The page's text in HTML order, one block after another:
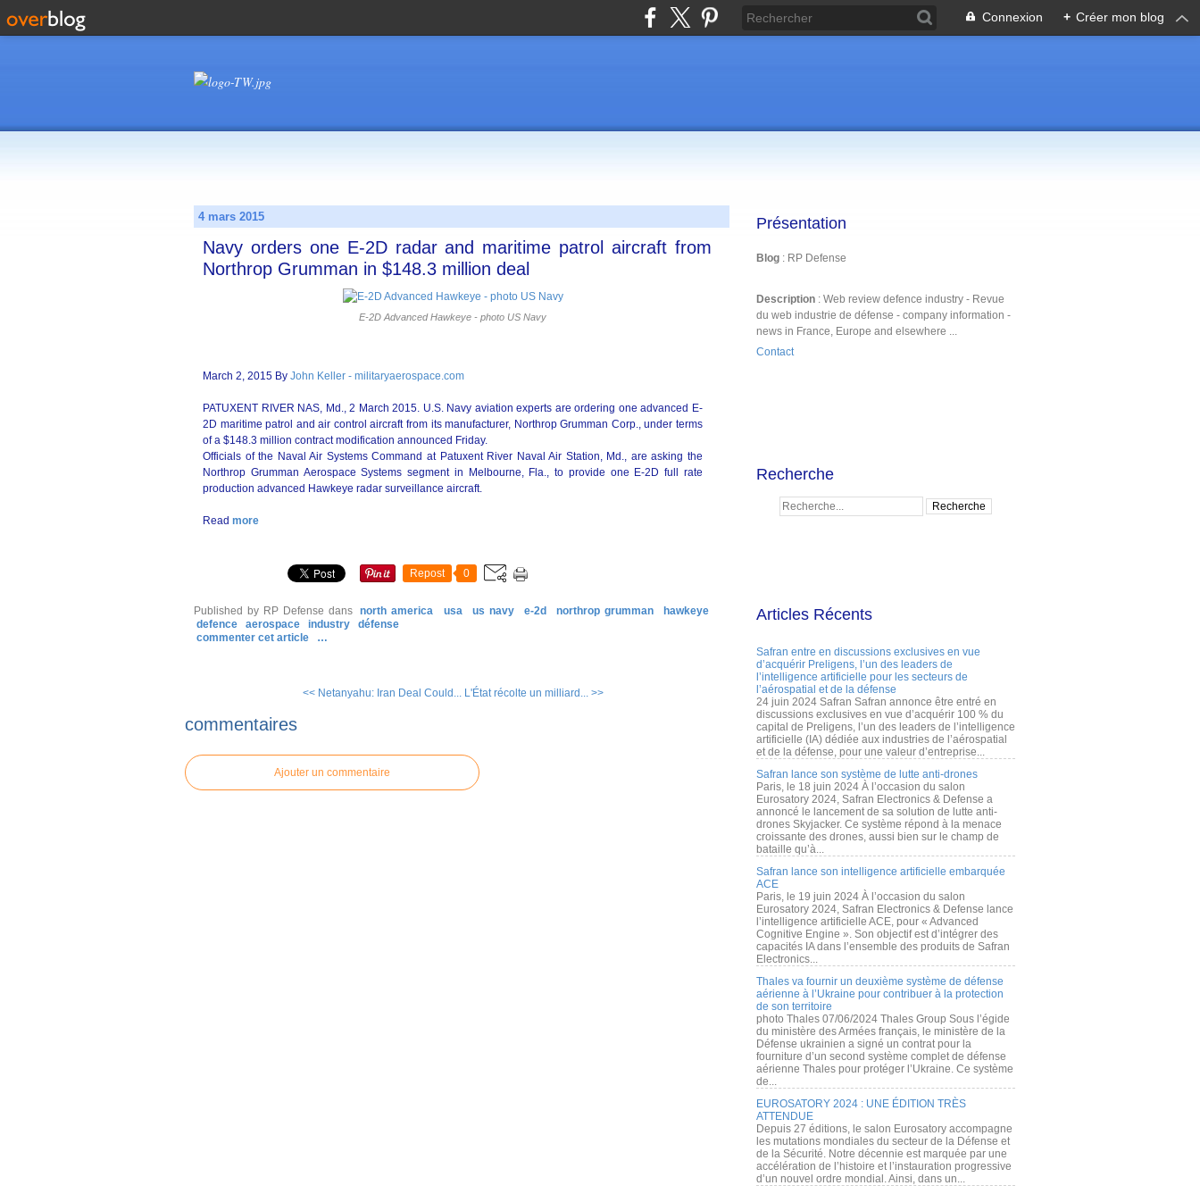
Connexion + Créer mon blog
4 mars 2015
Navy orders one E-2D radar and maritime patrol aircraft from
Northrop Grumman in $148.3 million deal
E-2D Advanced Hawkeye - photo US Navy
March 2, 2015 By John Keller - militaryaerospace.com
PATUXENT RIVER NAS, Md., 2 March 2015. U.S. Navy aviation experts are ordering one advanced E-
2D maritime patrol and air control aircraft from its manufacturer, Northrop Grumman Corp., under terms
of a $148.3 million contract modification announced Friday.
Officials of the Naval Air Systems Command at Patuxent River Naval Air Station, Md., are asking the
Northrop Grumman Aerospace Systems segment in Melbourne, Fla., to provide one E-2D full rate
production advanced Hawkeye radar surveillance aircraft.
Read more
Repost 0
Published by RP Defense dans north america usa us navy e-2d northrop grumman
hawkeye
defence
aerospace industry
défense
commenter cet article
…
<< Netanyahu: Iran Deal Could... L'État récolte un milliard... >>
commentaires
Ajouter un commentaire
Présentation
Blog : RP Defense
Description : Web review defence industry - Revue
du web industrie de défense - company information -
news in France, Europe and elsewhere ...
Contact
Recherche
Articles Récents
Safran entre en discussions exclusives en vue
d’acquérir Preligens, l’un des leaders de
l’intelligence artificielle pour les secteurs de
l’aérospatial et de la défense
24 juin 2024 Safran Safran annonce être entré en
discussions exclusives en vue d’acquérir 100 % du
capital de Preligens, l’un des leaders de l’intelligence
artificielle (IA) dédiée aux industries de l’aérospatial
et de la défense, pour une valeur d’entreprise...
Safran lance son système de lutte anti-drones
Paris, le 18 juin 2024 À l’occasion du salon
Eurosatory 2024, Safran Electronics & Defense a
annoncé le lancement de sa solution de lutte anti-
drones Skyjacker. Ce système répond à la menace
croissante des drones, aussi bien sur le champ de
bataille qu’à...
Safran lance son intelligence artificielle embarquée
ACE
Paris, le 19 juin 2024 À l’occasion du salon
Eurosatory 2024, Safran Electronics & Defense lance
l’intelligence artificielle ACE, pour « Advanced
Cognitive Engine ». Son objectif est d’intégrer des
capacités IA dans l’ensemble des produits de Safran
Electronics...
Thales va fournir un deuxième système de défense
aérienne à l’Ukraine pour contribuer à la protection
de son territoire
photo Thales 07/06/2024 Thales Group Sous l’égide
du ministère des Armées français, le ministère de la
Défense ukrainien a signé un contrat pour la
fourniture d’un second système complet de défense
aérienne Thales pour protéger l’Ukraine. Ce système
de...
EUROSATORY 2024 : UNE ÉDITION TRÈS
ATTENDUE
Depuis 27 éditions, le salon Eurosatory accompagne
les mutations mondiales du secteur de la Défense et
de la Sécurité. Notre décennie est marquée par une
accélération de l’histoire et l’instauration progressive
d’un nouvel ordre mondial. Ainsi, dans un...